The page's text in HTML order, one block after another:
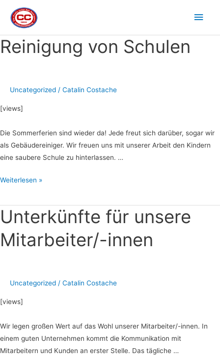
Inhalt
springen
Reinigung von Schulen
Uncategorized / Catalin Costache
[views]
Die Sommerferien sind wieder da! Jede freut sich darüber, sogar wir
als Gebäudereiniger. Wir freuen uns mit unserer Arbeit den Kindern
eine saubere Schule zu hinterlassen. …
Reinigung
von
Weiterlesen »
Unterkünfte für unsere
Mitarbeiter/-innen
Uncategorized / Catalin Costache
[views]
Wir legen großen Wert auf das Wohl unserer Mitarbeiter/-innen. In
einem guten Unternehmen kommt die Kommunikation mit
Mitarbeitern und Kunden an erster Stelle. Das tägliche …
Unterkünfte
für
unsere
Mitarbeiter/-
Seitennummerierung
der